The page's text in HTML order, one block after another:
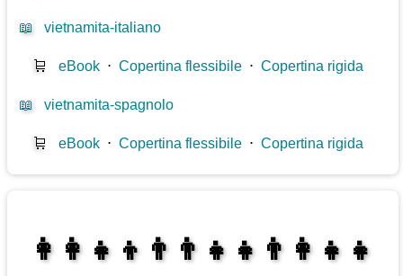
📖 vietnamita-italiano
🛒 eBook ⋅Copertina flessibile ⋅Copertina rigida
📖 vietnamita-spagnolo
🛒 eBook ⋅Copertina flessibile ⋅Copertina rigida
👩‍👩‍👧‍👦👨‍👨‍👧‍👧👨‍👩‍👧‍👧